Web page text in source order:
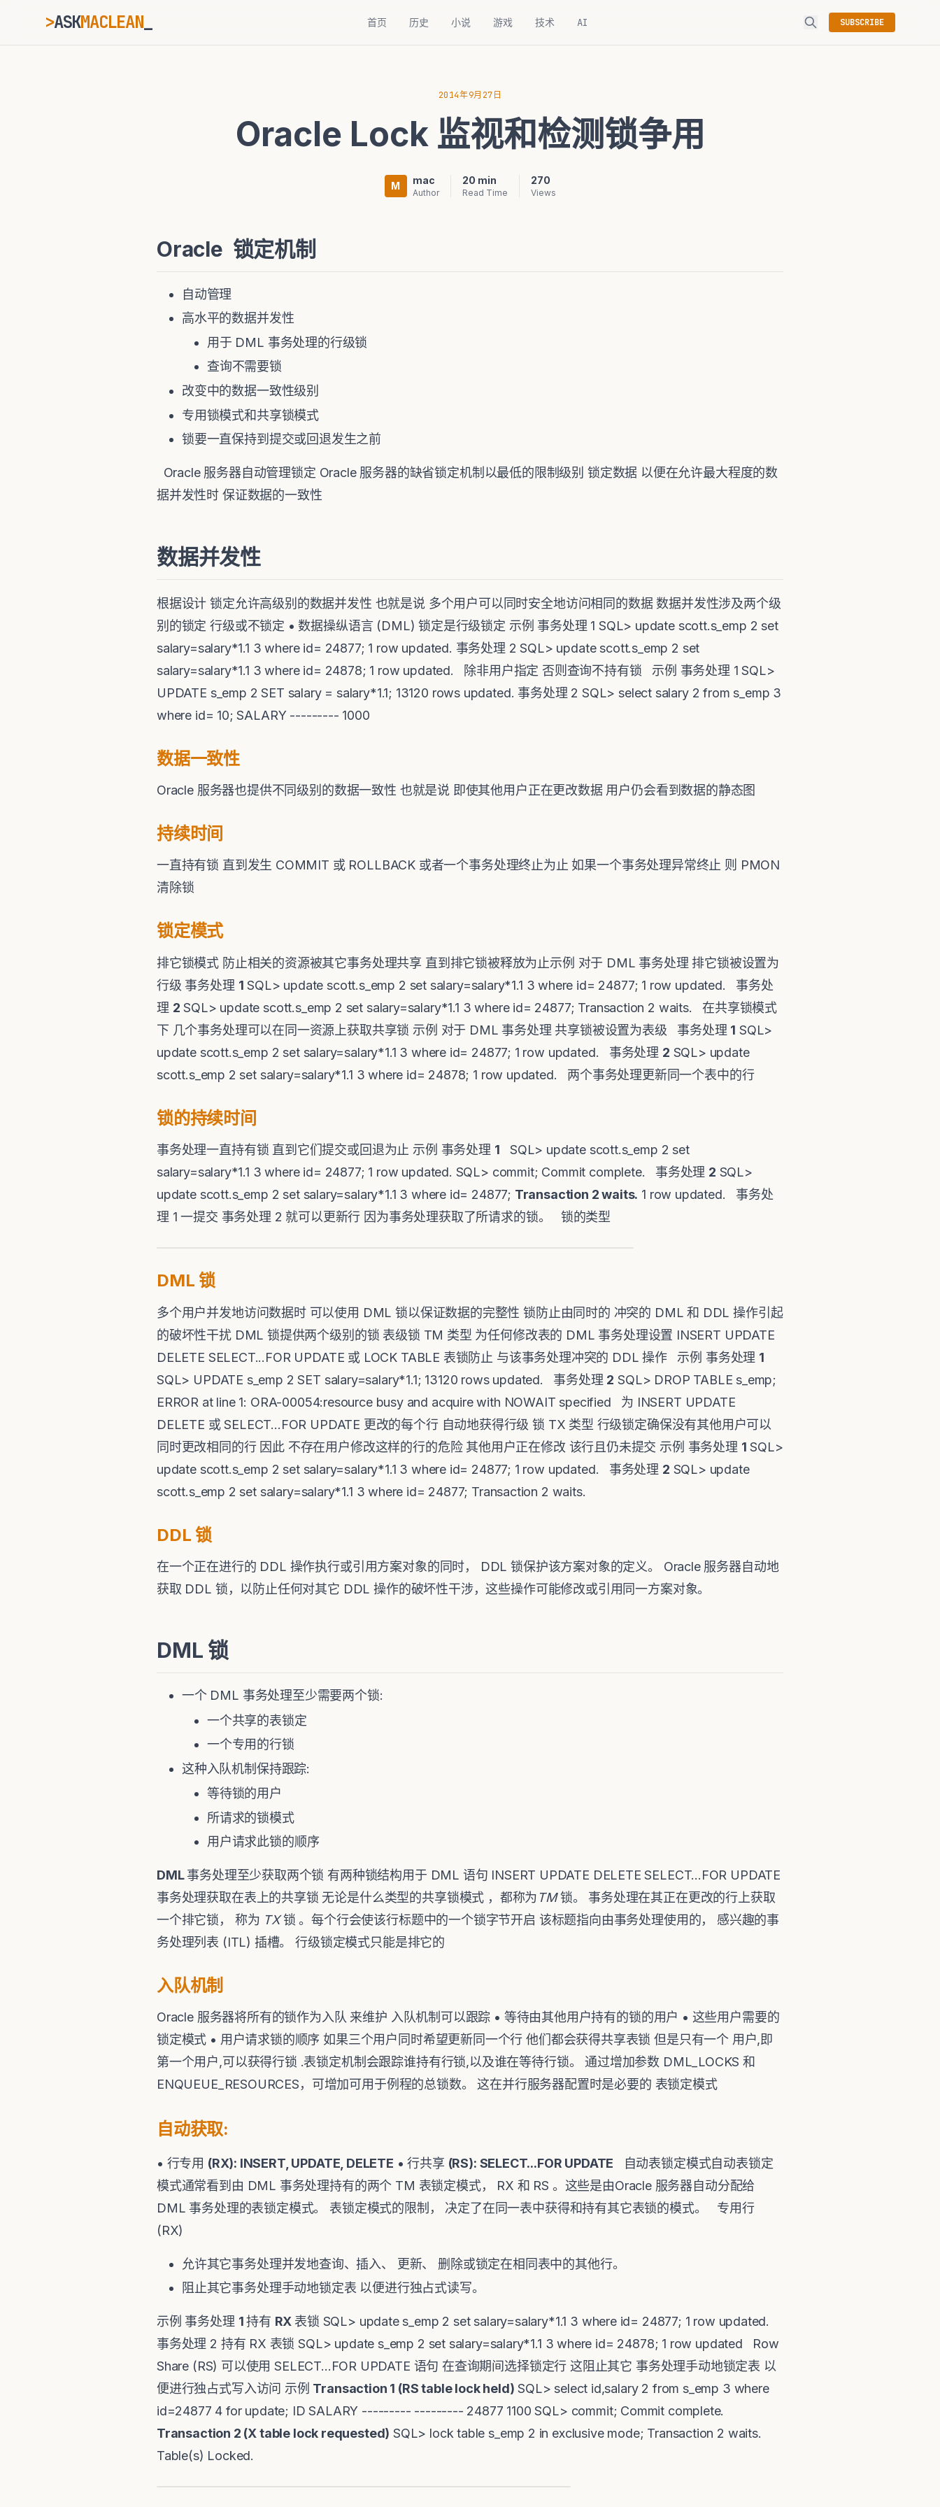
>ASKMACLEAN_ 首页 历史 小说 游戏 技术 AI SUBSCRIBE
2014年9月27日
Oracle Lock 监视和检测锁争用
M mac
Author
20 min
Read Time
270
Views
Oracle 锁定机制
自动管理
高水平的数据并发性
用于 DML 事务处理的行级锁
查询不需要锁
改变中的数据一致性级别
专用锁模式和共享锁模式
锁要一直保持到提交或回退发生之前
Oracle 服务器自动管理锁定 Oracle 服务器的缺省锁定机制以最低的限制级别 锁定数据 以便在允许最大程度的数
据并发性时 保证数据的一致性
数据并发性
根据设计 锁定允许高级别的数据并发性 也就是说 多个用户可以同时安全地访问相同的数据 数据并发性涉及两个级
别的锁定 行级或不锁定 • 数据操纵语言 (DML) 锁定是行级锁定 示例 事务处理 1 SQL> update scott.s_emp 2 set
salary=salary*1.1 3 where id= 24877; 1 row updated. 事务处理 2 SQL> update scott.s_emp 2 set
salary=salary*1.1 3 where id= 24878; 1 row updated. 除非用户指定 否则查询不持有锁 示例 事务处理 1 SQL>
UPDATE s_emp 2 SET salary = salary*1.1; 13120 rows updated. 事务处理 2 SQL> select salary 2 from s_emp 3
where id= 10; SALARY --------- 1000
数据一致性
Oracle 服务器也提供不同级别的数据一致性 也就是说 即使其他用户正在更改数据 用户仍会看到数据的静态图
持续时间
一直持有锁 直到发生 COMMIT 或 ROLLBACK 或者一个事务处理终止为止 如果一个事务处理异常终止 则 PMON
清除锁
锁定模式
排它锁模式 防止相关的资源被其它事务处理共享 直到排它锁被释放为止示例 对于 DML 事务处理 排它锁被设置为
行级 事务处理 1 SQL> update scott.s_emp 2 set salary=salary*1.1 3 where id= 24877; 1 row updated. 事务处
理 2 SQL> update scott.s_emp 2 set salary=salary*1.1 3 where id= 24877; Transaction 2 waits. 在共享锁模式
下 几个事务处理可以在同一资源上获取共享锁 示例 对于 DML 事务处理 共享锁被设置为表级 事务处理 1 SQL>
update scott.s_emp 2 set salary=salary*1.1 3 where id= 24877; 1 row updated. 事务处理 2 SQL> update
scott.s_emp 2 set salary=salary*1.1 3 where id= 24878; 1 row updated. 两个事务处理更新同一个表中的行
锁的持续时间
事务处理一直持有锁 直到它们提交或回退为止 示例 事务处理 1 SQL> update scott.s_emp 2 set
salary=salary*1.1 3 where id= 24877; 1 row updated. SQL> commit; Commit complete. 事务处理 2 SQL>
update scott.s_emp 2 set salary=salary*1.1 3 where id= 24877; Transaction 2 waits. 1 row updated. 事务处
理 1 一提交 事务处理 2 就可以更新行 因为事务处理获取了所请求的锁。 锁的类型
DML锁
多个用户并发地访问数据时 可以使用 DML 锁以保证数据的完整性 锁防止由同时的 冲突的 DML 和 DDL 操作引起
的破坏性干扰 DML 锁提供两个级别的锁 表级锁 TM 类型 为任何修改表的 DML 事务处理设置 INSERT UPDATE
DELETE SELECT...FOR UPDATE 或 LOCK TABLE 表锁防止 与该事务处理冲突的 DDL 操作 示例 事务处理 1
SQL> UPDATE s_emp 2 SET salary=salary*1.1; 13120 rows updated. 事务处理 2 SQL> DROP TABLE s_emp;
ERROR at line 1: ORA-00054:resource busy and acquire with NOWAIT specified 为 INSERT UPDATE
DELETE 或 SELECT...FOR UPDATE 更改的每个行 自动地获得行级 锁 TX 类型 行级锁定确保没有其他用户可以
同时更改相同的行 因此 不存在用户修改这样的行的危险 其他用户正在修改 该行且仍未提交 示例 事务处理 1 SQL>
update scott.s_emp 2 set salary=salary*1.1 3 where id= 24877; 1 row updated. 事务处理 2 SQL> update
scott.s_emp 2 set salary=salary*1.1 3 where id= 24877; Transaction 2 waits.
DDL锁
在一个正在进行的 DDL 操作执行或引用方案对象的同时， DDL 锁保护该方案对象的定义。 Oracle 服务器自动地
获取 DDL 锁，以防止任何对其它 DDL 操作的破坏性干涉，这些操作可能修改或引用同一方案对象。
DML 锁
一个 DML 事务处理至少需要两个锁:
一个共享的表锁定
一个专用的行锁
这种入队机制保持跟踪:
等待锁的用户
所请求的锁模式
用户请求此锁的顺序
DML事务处理至少获取两个锁 有两种锁结构用于 DML 语句 INSERT UPDATE DELETE SELECT...FOR UPDATE
事务处理获取在表上的共享锁 无论是什么类型的共享锁模式 ，都称为 TM锁。 事务处理在其正在更改的行上获取
一个排它锁， 称为 TX锁 。每个行会使该行标题中的一个锁字节开启 该标题指向由事务处理使用的， 感兴趣的事
务处理列表 (ITL) 插槽。 行级锁定模式只能是排它的
入队机制
Oracle 服务器将所有的锁作为入队 来维护 入队机制可以跟踪 • 等待由其他用户持有的锁的用户 • 这些用户需要的
锁定模式 • 用户请求锁的顺序 如果三个用户同时希望更新同一个行 他们都会获得共享表锁 但是只有一个 用户,即
第一个用户,可以获得行锁 .表锁定机制会跟踪谁持有行锁,以及谁在等待行锁。 通过增加参数 DML_LOCKS 和
ENQUEUE_RESOURCES，可增加可用于例程的总锁数。 这在并行服务器配置时是必要的 表锁定模式
自动获取:
• 行专用 (RX): INSERT, UPDATE, DELETE • 行共享 (RS): SELECT...FOR UPDATE 自动表锁定模式自动表锁定
模式通常看到由 DML 事务处理持有的两个 TM 表锁定模式， RX 和 RS 。这些是由Oracle 服务器自动分配给
DML 事务处理的表锁定模式。 表锁定模式的限制， 决定了在同一表中获得和持有其它表锁的模式。 专用行
(RX)
允许其它事务处理并发地查询、插入、 更新、 删除或锁定在相同表中的其他行。
阻止其它事务处理手动地锁定表 以便进行独占式读写。
示例 事务处理 1持有 RX 表锁 SQL> update s_emp 2 set salary=salary*1.1 3 where id= 24877; 1 row updated.
事务处理 2 持有 RX 表锁 SQL> update s_emp 2 set salary=salary*1.1 3 where id= 24878; 1 row updated Row
Share (RS) 可以使用 SELECT...FOR UPDATE 语句 在查询期间选择锁定行 这阻止其它 事务处理手动地锁定表 以
便进行独占式写入访问 示例 Transaction 1 (RS table lock held) SQL> select id,salary 2 from s_emp 3 where
id=24877 4 for update; ID SALARY --------- --------- 24877 1100 SQL> commit; Commit complete.
Transaction 2 (X table lock requested) SQL> lock table s_emp 2 in exclusive mode; Transaction 2 waits.
Table(s) Locked.